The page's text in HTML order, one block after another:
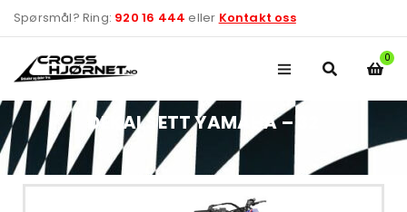
Spørsmål? Ring: 920 16 444 eller Kontakt oss
0
DEKALSETT YAMAHA – 32